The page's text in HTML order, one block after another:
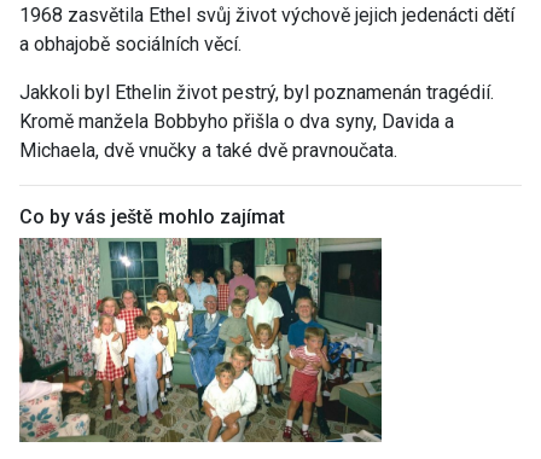
1968 zasvětila Ethel svůj život výchově jejich jedenácti dětí
a obhajobě sociálních věcí.
Jakkoli byl Ethelin život pestrý, byl poznamenán tragédií.
Kromě manžela Bobbyho přišla o dva syny, Davida a
Michaela, dvě vnučky a také dvě pravnoučata.
Co by vás ještě mohlo zajímat